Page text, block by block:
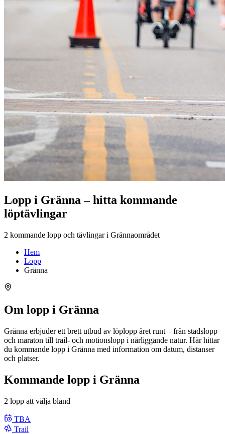
Lopp i Gränna – hitta kommande
löptävlingar
2 kommande lopp och tävlingar i Grännaområdet
Hem
Lopp
Gränna
Om lopp i Gränna
Gränna erbjuder ett brett utbud av löplopp året runt – från stadslopp
och maraton till trail- och motionslopp i närliggande natur. Här hittar
du kommande lopp i Gränna med information om datum, distanser
och platser.
Kommande lopp i Gränna
2 lopp att välja bland
TBA
Trail